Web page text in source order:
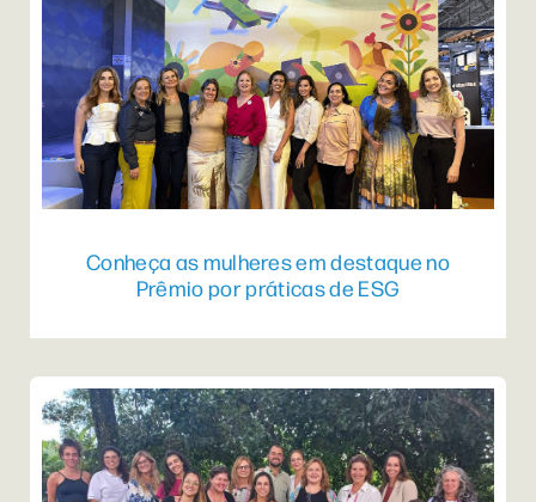
Conheça as mulheres em destaque no
Prêmio por práticas de ESG